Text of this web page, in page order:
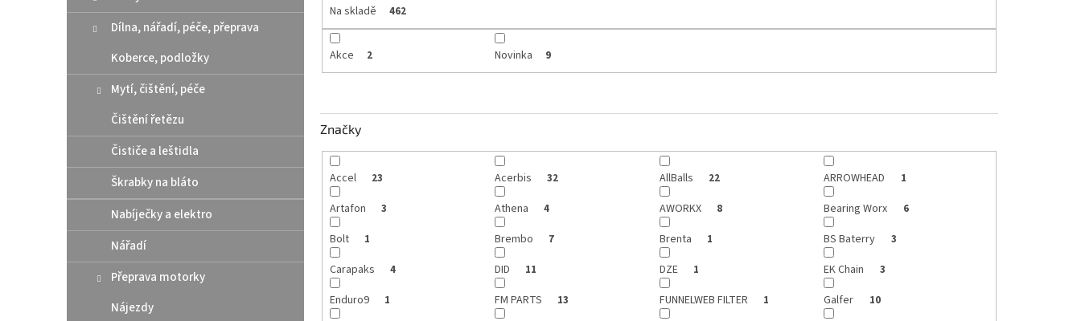
Dílna, nářadí, péče, přeprava
Koberce, podložky
Mytí, čištění, péče
Čištění řetězu
Čističe a leštidla
Škrabky na bláto
Nabíječky a elektro
Nářadí
Přeprava motorky
Nájezdy
Na skladě 462
Akce 2 Novinka 9
Značky
Accel 23 Acerbis 32 AllBalls 22 ARROWHEAD 1
Artafon 3 Athena 4 AWORKX 8 Bearing Worx 6
Bolt 1 Brembo 7 Brenta 1 BS Baterry 3
Carapaks 4 DID 11 DZE 1 EK Chain 3
Enduro9 1 FM PARTS 13 FUNNELWEB FILTER 1 Galfer 10